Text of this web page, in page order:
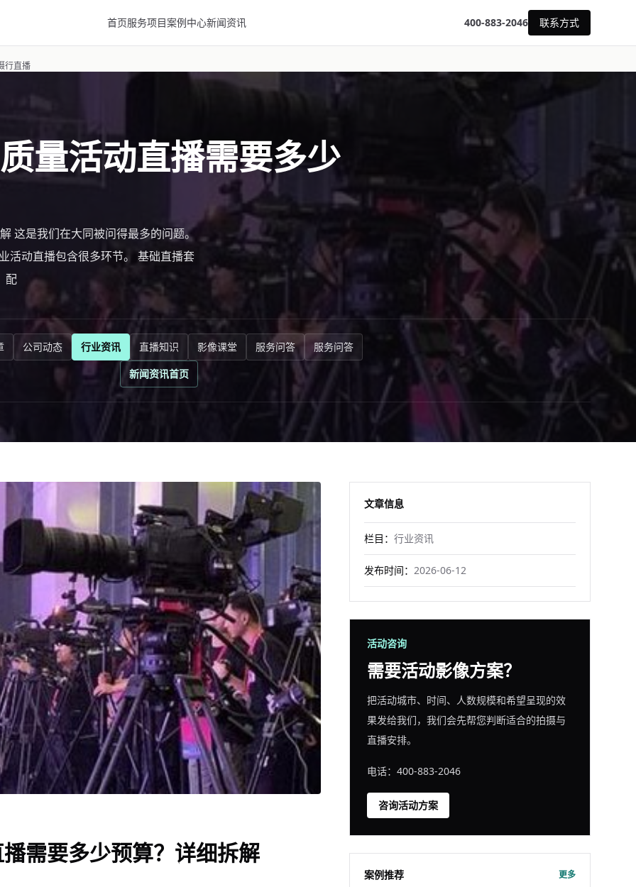
首页服务项目案例中心新闻资讯 400-883-2046 联系方式
行直播
量活动直播需要多少
这是我们在大同被问得最多的问题。
活动直播包含很多环节。 基础直播套
配
公司动态 行业资讯 直播知识 影像课堂 服务问答
服务问答
新闻资讯首页
需要多少预算？详细拆解
文章信息
栏目： 行业资讯
发布时间： 2026-06-12
活动咨询
需要活动影像方案？
把活动城市、时间、人数规模和希望呈现的效
果发给我们，我们会先帮您判断适合的拍摄与
直播安排。
电话：400-883-2046
咨询活动方案
案例推荐 更多